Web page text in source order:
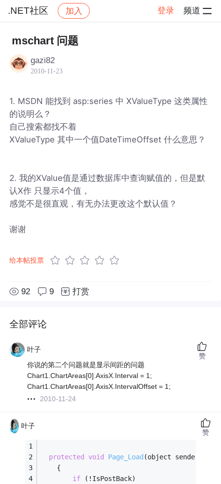
.NET社区 加入 登录 频道
.NET社区
mschart 问题
gazi82
2010-11-23
1. MSDN 能找到 asp:series 中 XValueType 这类属性
的说明么？
自己搜索都找不着
XValueType 其中一个值DateTimeOffset 什么意思？
2. 我的XValue值是通过数据库中查询赋值的，但是默
认X作 只显示4个值，
感觉不是很直观，有无办法更改这个默认值？
谢谢
给本帖投票
92 9 打赏
全部评论
叶子
你说的第二个问题就是显示间距的问题
Chart1.ChartAreas[0].AxisX.Interval = 1;
Chart1.ChartAreas[0].AxisX.IntervalOffset = 1;
2010-11-24
赞
叶子
protected void Page_Load (object sender,
    {
if (!IsPostBack)
赞